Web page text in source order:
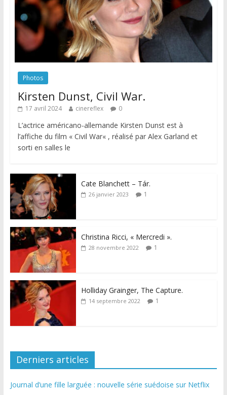
Photos
Kirsten Dunst, Civil War.
17 avril 2024 cinereflex 0
L’actrice américano-allemande Kirsten Dunst est à
l’affiche du film « Civil War« , réalisé par Alex Garland et
sorti en salles le
Cate Blanchett – Tár.
26 janvier 2023 1
Christina Ricci, « Mercredi ».
28 novembre 2022 1
Holliday Grainger, The Capture.
14 septembre 2022 1
Derniers articles
Journal d’une fille larguée : nouvelle série suédoise sur Netflix